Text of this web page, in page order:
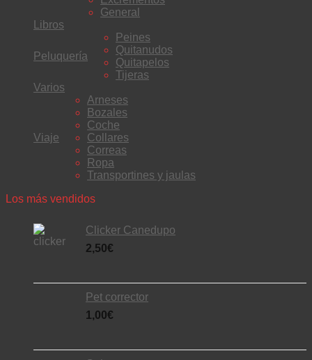
General
Libros
Peluquería
Peines
Quitanudos
Quitapelos
Tijeras
Varios
Viaje
Arneses
Bozales
Coche
Collares
Correas
Ropa
Transportines y jaulas
Los más vendidos
Clicker Canedupo
2,50€
Pet corrector
1,00€